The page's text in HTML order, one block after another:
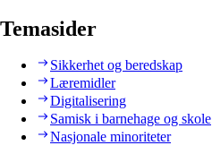
Temasider
Sikkerhet og beredskap
Læremidler
Digitalisering
Samisk i barnehage og skole
Nasjonale minoriteter